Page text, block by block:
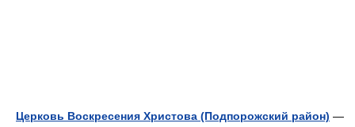
Церковь Воскресения Христова (Подпорожский район) —